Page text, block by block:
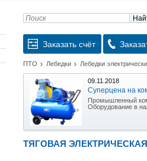
Заказать счёт
ПТО Лебедки Лебедки
09.11.2018
Суперцена на
Промышленный
Оборудование в
15.10.2018
Уникальная
ТЯГОВАЯ